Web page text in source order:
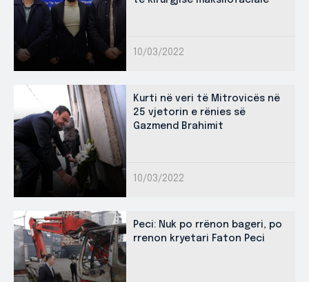
10/03/2022
Kurti në veri të Mitrovicës në
25 vjetorin e rënies së
Gazmend Brahimit
10/03/2022
Peci: Nuk po rrënon bageri, po
rrenon kryetari Faton Peci